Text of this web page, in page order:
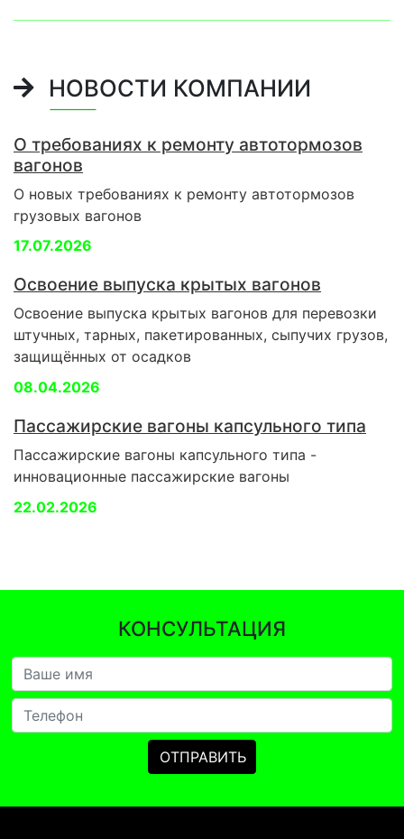
НОВОСТИ КОМПАНИИ
О требованиях к ремонту автотормозов
вагонов
О новых требованиях к ремонту автотормозов
грузовых вагонов
17.07.2026
Освоение выпуска крытых вагонов
Освоение выпуска крытых вагонов для перевозки
штучных, тарных, пакетированных, сыпучих грузов,
защищённых от осадков
08.04.2026
Пассажирские вагоны капсульного типа
Пассажирские вагоны капсульного типа -
инновационные пассажирские вагоны
22.02.2026
КОНСУЛЬТАЦИЯ